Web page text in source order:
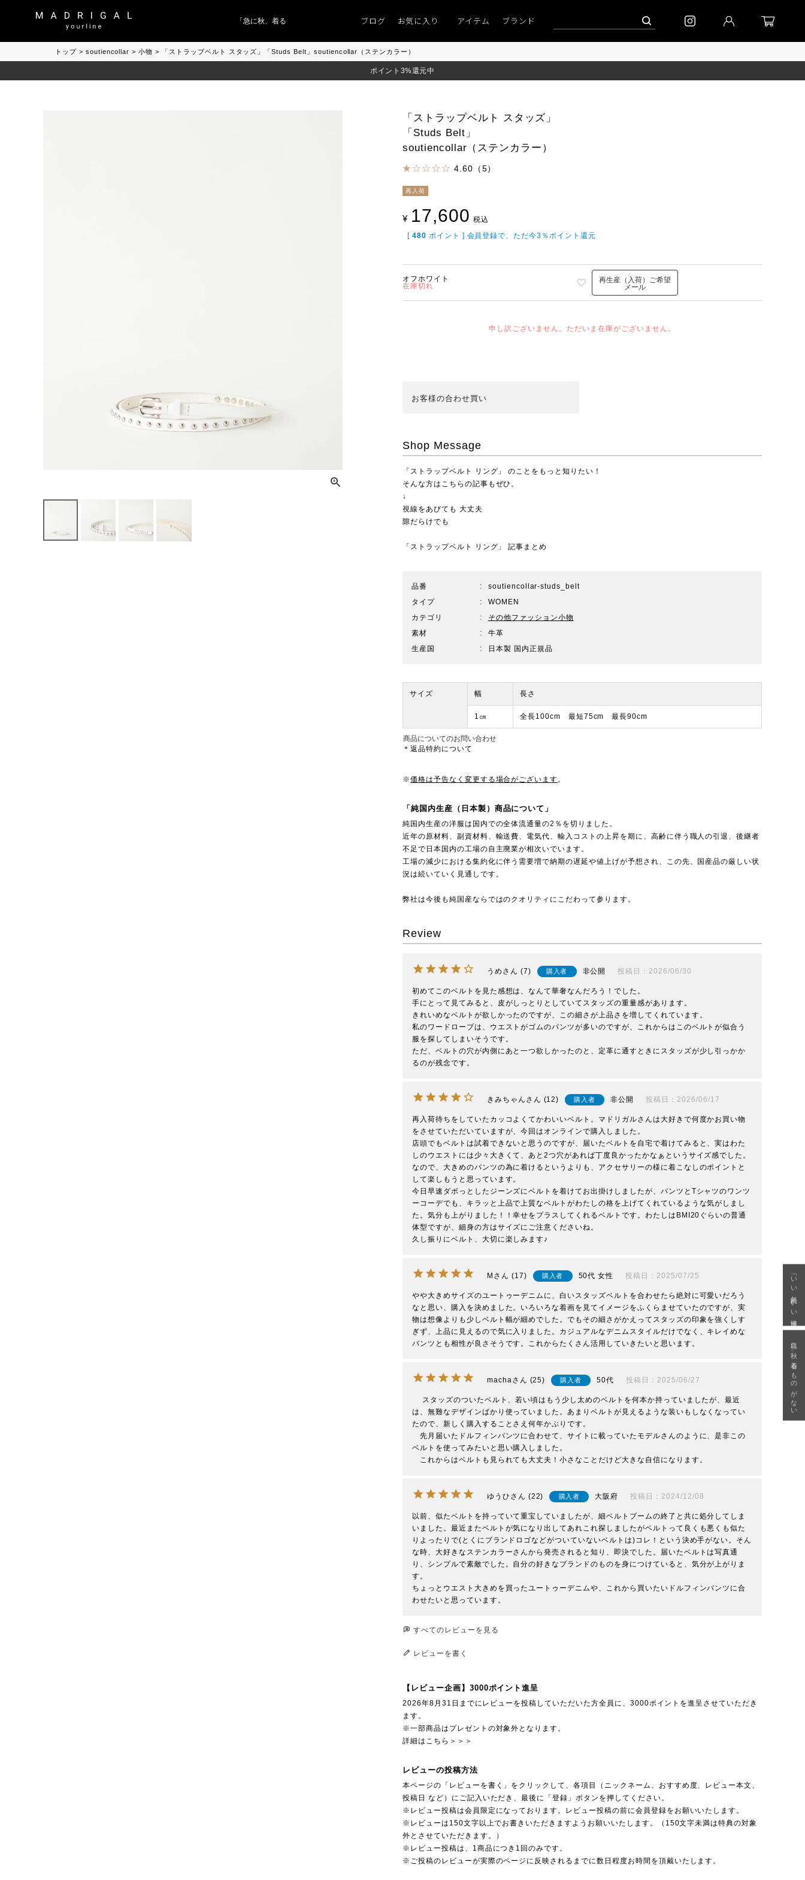
「急に秋、着るものがない」 「キレイなニット」 ポイント9％「マンスリーポイントキャンペーン」 予約│「エッグジャケット GREY」
ブログ お気に入り アイテム ブランド
トップ soutiencollar 小物 「ストラップベルト スタッズ」「Studs Belt」soutiencollar（ステンカラー）
ポイント3%還元中
「ストラップベルト スタッズ」
「Studs Belt」
soutiencollar（ステンカラー）
4.60（5）
再入荷
¥ 17,600 税込
[ 480 ポイント ] 会員登録で、ただ今3％ポイント還元
オフホワイト
在庫切れ
再生産（入荷）ご希望
メール
申し訳ございません。ただいま在庫がございません。
お客様の合わせ買い
Shop Message
「ストラップベルト リング」 のことをもっと知りたい！
そんな方はこちらの記事もぜひ。
↓
視線をあびても 大丈夫
隙だらけでも
「ストラップベルト リング」 記事まとめ
品番
soutiencollar-studs_belt
タイプ
WOMEN
カテゴリ
その他ファッション小物
素材
牛革
生産国
日本製 国内正規品
サイズ 幅 長さ
1㎝ 全長100cm 最短75cm 最長90cm
商品についてのお問い合わせ
＊返品特約について
※価格は予告なく変更する場合がございます 。
「純国内生産（日本製）商品について」
純国内生産の洋服は国内での全体流通量の2％を切りました。
近年の原材料、副資材料、輸送費、電気代、輸入コストの上昇を期に、高齢に伴う職人の引退、後継者
不足で日本国内の工場の自主廃業が相次いでいます。
工場の減少における集約化に伴う需要増で納期の遅延や値上げが予想され、この先、国産品の厳しい状
況は続いていく見通しです。
弊社は今後も純国産ならではのクオリティにこだわって参ります。
Review
うめ 7 購入者 非公開 投稿日 2026/06/30
初めてこのベルトを見た感想は、なんて華奢なんだろう！でした。
手にとって見てみると、皮がしっとりとしていてスタッズの重量感があります。
きれいめなベルトが欲しかったのですが、この細さが上品さを増してくれています。
私のワードローブは、ウエストがゴムのパンツが多いのですが、これからはこのベルトが似合う
服を探してしまいそうです。
ただ、ベルトの穴が内側にあと一つ欲しかったのと、定革に通すときにスタッズが少し引っかか
るのが残念です。
きみちゃん 12 購入者 非公開 投稿日 2026/06/17
再入荷待ちをしていたカッコよくてかわいいベルト。マドリガルさんは大好きで何度かお買い物
をさせていただいていますが、今回はオンラインで購入しました。
店頭でもベルトは試着できないと思うのですが、届いたベルトを自宅で着けてみると、実はわた
しのウエストには少々大きくて、あと2つ穴があれば丁度良かったかなぁというサイズ感でした。
なので、大きめのパンツの為に着けるというよりも、アクセサリーの様に着こなしのポイントと
して楽しもうと思っています。
今日早速ダボっとしたジーンズにベルトを着けてお出掛けしましたが、パンツとTシャツのワンツ
ーコーデでも、キラッと上品で上質なベルトがわたしの格を上げてくれているような気がしまし
た。気分も上がりました！！幸せをプラスしてくれるベルトです。わたしはBMI20ぐらいの普通
体型ですが、細身の方はサイズにご注意くださいね。
久し振りにベルト、大切に楽しみます♪
M 17 購入者 50代 女性 投稿日 2025/07/25
やや大きめサイズのユートゥーデニムに、白いスタッズベルトを合わせたら絶対に可愛いだろう
なと思い、購入を決めました。いろいろな着画を見てイメージをふくらませていたのですが、実
物は想像よりも少しベルト幅が細めでした。でもその細さがかえってスタッズの印象を強くしす
ぎず、上品に見えるので気に入りました。カジュアルなデニムスタイルだけでなく、キレイめな
パンツとも相性が良さそうです。これからたくさん活用していきたいと思います。
macha 25 購入者 50代 投稿日 2025/06/27
スタッズのついたベルト、若い頃はもう少し太めのベルトを何本か持っていましたが、最近
は、無難なデザインばかり使っていました。あまりベルトが見えるような装いもしなくなってい
たので、新しく購入することさえ何年かぶりです。
先月届いたドルフィンパンツに合わせて、サイトに載っていたモデルさんのように、是非この
ベルトを使ってみたいと思い購入しました。
これからはベルトも見られても大丈夫！小さなことだけど大きな自信になります。
ゆうひ 22 購入者 大阪府 投稿日 2024/12/08
以前、似たベルトを持っていて重宝していましたが、細ベルトブームの終了と共に処分してしま
いました。最近またベルトが気になり出してあれこれ探しましたがベルトって良くも悪くも似た
りよったりで(とくにブランドロゴなどがついていないベルトは)コレ！という決め手がない。そん
な時、大好きなステンカラーさんから発売されると知り、即決でした。届いたベルトは写真通
り、シンプルで素敵でした。自分の好きなブランドのものを身につけていると、気分が上がりま
す。
ちょっとウエスト大きめを買ったユートゥーデニムや、これから買いたいドルフィンパンツに合
わせたいと思っています。
すべてのレビューを見る
レビューを書く
【レビュー企画】3000ポイント進呈
2026年8月31日までにレビューを投稿していただいた方全員に、3000ポイントを進呈させていただき
ます。
※一部商品はプレゼントの対象外となります。
詳細はこちら＞＞＞
レビューの投稿方法
本ページの「レビューを書く」をクリックして、各項目（ニックネーム、おすすめ度、レビュー本文、
投稿日 など）にご記入いただき、最後に「登録」ボタンを押してください。
※レビュー投稿は会員限定になっております。レビュー投稿の前に会員登録をお願いいたします。
※レビューは150文字以上でお書きいただきますようお願いいたします。（150文字未満は特典の対象
外とさせていただきます。）
※レビュー投稿は、1商品につき1回のみです。
※ご投稿のレビューが実際のページに反映されるまでに数日程度お時間を頂戴いたします。
「いい年齢 いい洋服」
急に秋、着るものがない